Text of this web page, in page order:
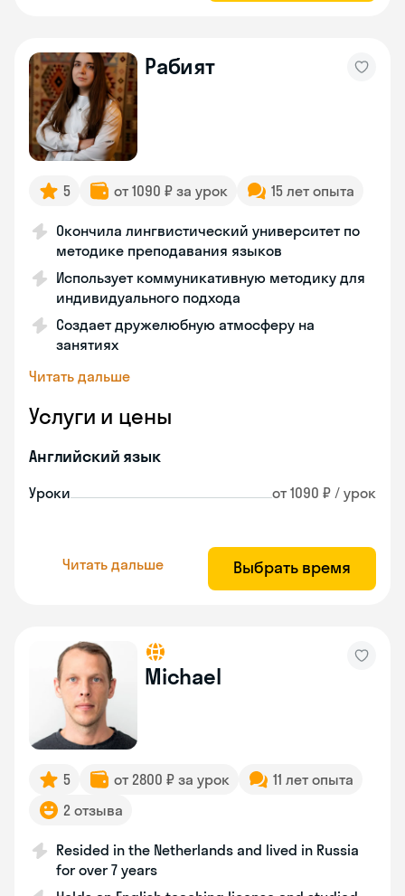
Рабият
5 от 1090 ₽ за урок 15 лет опыта
Окончила лингвистический университет по
методике преподавания языков
Использует коммуникативную методику для
индивидуального подхода
Создает дружелюбную атмосферу на
занятиях
Читать дальше
Услуги и цены
Английский язык
Уроки от 1090 ₽ / урок
Читать дальше Выбрать время
Michael
5 от 2800 ₽ за урок
11 лет опыта
2 отзыва
Resided in the Netherlands and lived in Russia
for over 7 years